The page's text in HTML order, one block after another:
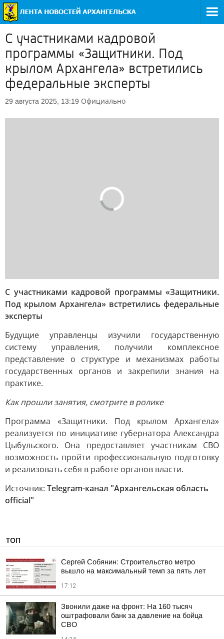
С участниками кадровой
программы «Защитники. Под
крылом Архангела» встретились
федеральные эксперты
29 августа 2025, 13:19 Официально
С участниками кадровой программы «Защитники.
Под крылом Архангела» встретились федеральные
эксперты
Будущие управленцы изучили государственную
систему управления, получили комплексное
представление о структуре и механизмах работы
государственных органов и закрепили знания на
практике.
Как прошли занятия, смотрите в ролике
Программа «Защитники. Под крылом Архангела»
реализуется по инициативе губернатора Александра
Цыбульского. Она предоставляет участникам СВО
возможность пройти профессиональную подготовку
и реализовать себя в работе органов власти.
Источник: Telegram-канал "Архангельская область
official"
ТОП
Сергей Собянин: Строительство метро
вышло на максимальный темп за пять лет
17:12
Звонили даже на фронт: На 160 тысяч
оштрафовали банк за давление на бойца
СВО